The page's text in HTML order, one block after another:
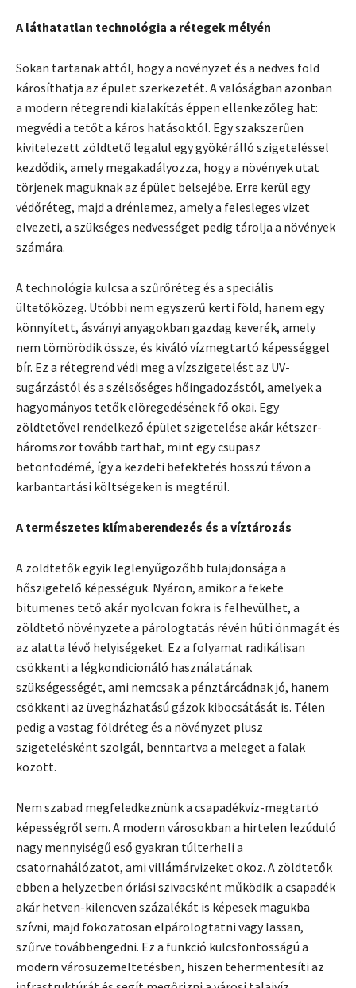
A láthatatlan technológia a rétegek mélyén
Sokan tartanak attól, hogy a növényzet és a nedves föld
károsíthatja az épület szerkezetét. A valóságban azonban
a modern rétegrendi kialakítás éppen ellenkezőleg hat:
megvédi a tetőt a káros hatásoktól. Egy szakszerűen
kivitelezett zöldtető legalul egy gyökérálló szigeteléssel
kezdődik, amely megakadályozza, hogy a növények utat
törjenek maguknak az épület belsejébe. Erre kerül egy
védőréteg, majd a drénlemez, amely a felesleges vizet
elvezeti, a szükséges nedvességet pedig tárolja a növények
számára.
A technológia kulcsa a szűrőréteg és a speciális
ültetőközeg. Utóbbi nem egyszerű kerti föld, hanem egy
könnyített, ásványi anyagokban gazdag keverék, amely
nem tömörödik össze, és kiváló vízmegtartó képességgel
bír. Ez a rétegrend védi meg a vízszigetelést az UV-
sugárzástól és a szélsőséges hőingadozástól, amelyek a
hagyományos tetők elöregedésének fő okai. Egy
zöldtetővel rendelkező épület szigetelése akár kétszer-
háromszor tovább tarthat, mint egy csupasz
betonfödémé, így a kezdeti befektetés hosszú távon a
karbantartási költségeken is megtérül.
A természetes klímaberendezés és a víztározás
A zöldtetők egyik leglenyűgözőbb tulajdonsága a
hőszigetelő képességük. Nyáron, amikor a fekete
bitumenes tető akár nyolcvan fokra is felhevülhet, a
zöldtető növényzete a párologtatás révén hűti önmagát és
az alatta lévő helyiségeket. Ez a folyamat radikálisan
csökkenti a légkondicionáló használatának
szükségességét, ami nemcsak a pénztárcádnak jó, hanem
csökkenti az üvegházhatású gázok kibocsátását is. Télen
pedig a vastag földréteg és a növényzet plusz
szigetelésként szolgál, benntartva a meleget a falak
között.
Nem szabad megfeledkeznünk a csapadékvíz-megtartó
képességről sem. A modern városokban a hirtelen lezúduló
nagy mennyiségű eső gyakran túlterheli a
csatornahálózatot, ami villámárvizeket okoz. A zöldtetők
ebben a helyzetben óriási szivacsként működik: a csapadék
akár hetven-kilencven százalékát is képesek magukba
szívni, majd fokozatosan elpárologtatni vagy lassan,
szűrve továbbengedni. Ez a funkció kulcsfontosságú a
modern városüzemeltetésben, hiszen tehermentesíti az